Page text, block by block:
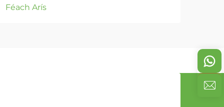
Féach Arís